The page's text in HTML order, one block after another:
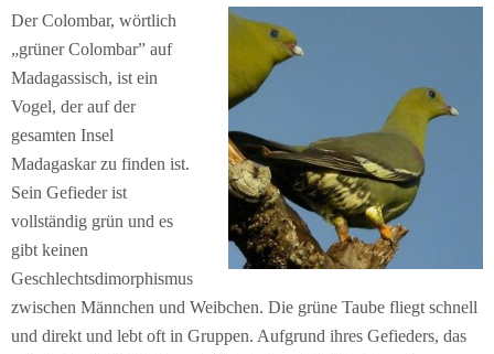
Der Colombar, wörtlich
„grüner Colombar” auf
Madagassisch, ist ein
Vogel, der auf der
gesamten Insel
Madagaskar zu finden ist.
Sein Gefieder ist
vollständig grün und es
gibt keinen
Geschlechtsdimorphismus
zwischen Männchen und Weibchen. Die grüne Taube fliegt schnell
und direkt und lebt oft in Gruppen. Aufgrund ihres Gefieders, das